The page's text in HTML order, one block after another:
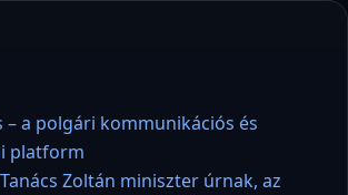
– a polgári kommunikációs és
platform
Zoltán miniszter úrnak, az